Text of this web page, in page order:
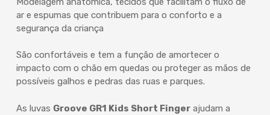
ar e espumas que contribuem para o conforto e a
segurança da criança
São confortáveis e tem a função de amortecer o
impacto com o chão em quedas ou proteger as mãos de
possíveis galhos e pedras das ruas e parques.
As luvas Groove GR1 Kids Short Fingerajudam a